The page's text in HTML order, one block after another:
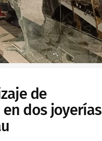
de
dos joyerías